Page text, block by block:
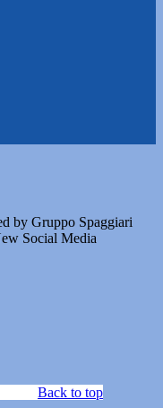
by Gruppo Spaggiari
Social Media
Back to top